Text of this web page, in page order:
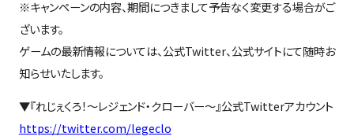
※キャンペーンの内容、期間につきまして予告なく変更する場合がご
ざいます。
ゲームの最新情報については、公式Twitter、公式サイトにて随時お
知らせいたします。
▼『れじぇくろ！～レジェンド・クローバー～』公式Twitterアカウント
https://twitter.com/legeclo